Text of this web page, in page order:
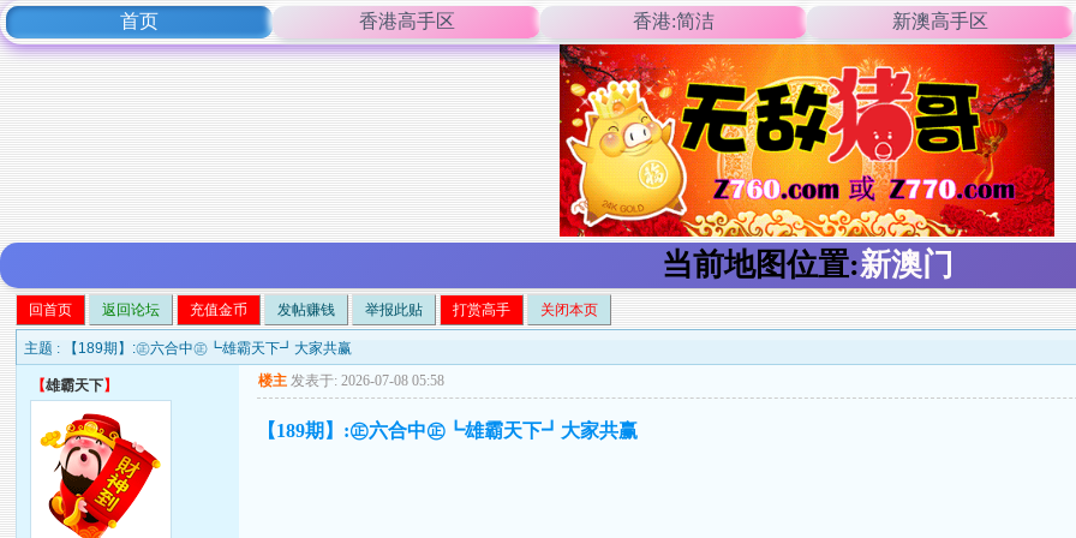
首页 香港高手区 香港:简洁 新澳高手区
当前地图位置:新澳门
回首页 返回论坛 充值金币 发帖赚钱 举报此贴 打赏高手 关闭本页
主题 : 【189期】:㊣六合中㊣┗雄霸天下┛大家共赢
【雄霸天下】 楼主 发表于: 2026-07-08 05:58
【189期】:㊣六合中㊣┗雄霸天下┛大家共赢